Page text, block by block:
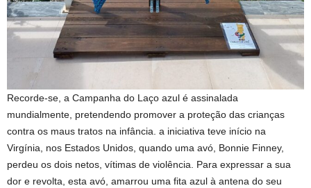
Recorde-se, a Campanha do Laço azul é assinalada
mundialmente, pretendendo promover a proteção das crianças
contra os maus tratos na infância. a iniciativa teve início na
Virgínia, nos Estados Unidos, quando uma avó, Bonnie Finney,
perdeu os dois netos, vítimas de violência. Para expressar a sua
dor e revolta, esta avó, amarrou uma fita azul à antena do seu